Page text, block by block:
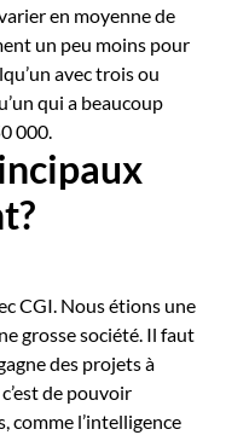
en moyenne de
un peu moins pour
avec trois ou
qui a beaucoup
000.
CGI. Nous étions une
grosse société. Il faut
des projets à
de pouvoir
comme l’intelligence